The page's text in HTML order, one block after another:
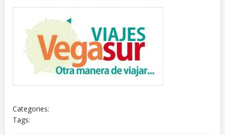
Categories:
Tags: